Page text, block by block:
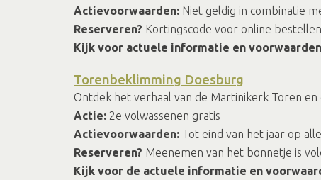
Actievoorwaarden: Niet geldig in combinatie
Reserveren? Kortingscode voor online
Kijk voor actuele informatie en
Torenbeklimming Doesburg
Ontdek het verhaal van de Martinikerk Toren en
Actie: 2e volwassenen gratis
Actievoorwaarden: Tot eind van het jaar op
Reserveren? Meenemen van het bonnetje is
Kijk voor de actuele informatie en